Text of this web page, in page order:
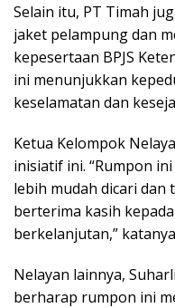
Selain itu, PT Timah
jaket pelampung dan
kepesertaan BPJS
ini menunjukkan
keselamatan dan
Ketua Kelompok
inisiatif ini. “Rumpon
lebih mudah dicari dan
berterima kasih
berkelanjutan,”
Nelayan lainnya,
berharap rumpon ini